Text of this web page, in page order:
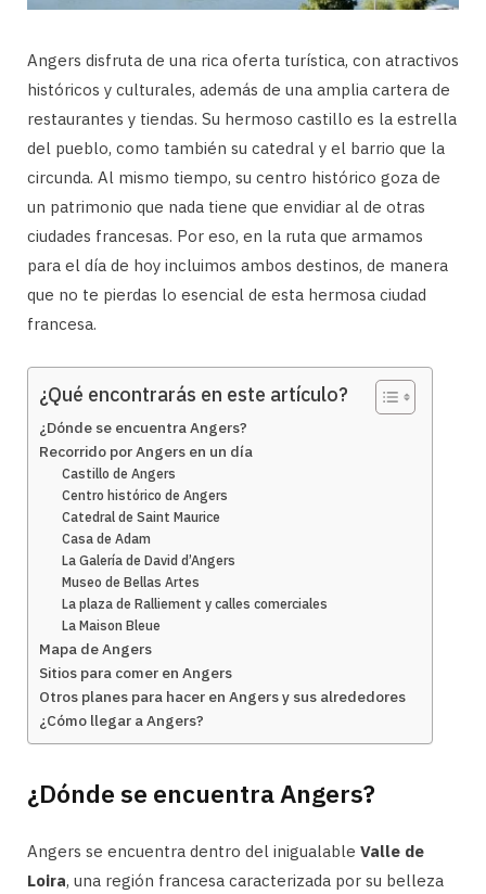
Angers disfruta de una rica oferta turística, con atractivos
históricos y culturales, además de una amplia cartera de
restaurantes y tiendas. Su hermoso castillo es la estrella
del pueblo, como también su catedral y el barrio que la
circunda. Al mismo tiempo, su centro histórico goza de
un patrimonio que nada tiene que envidiar al de otras
ciudades francesas. Por eso, en la ruta que armamos
para el día de hoy incluimos ambos destinos, de manera
que no te pierdas lo esencial de esta hermosa ciudad
francesa.
¿Qué encontrarás en este artículo?
¿Dónde se encuentra Angers?
Recorrido por Angers en un día
Castillo de Angers
Centro histórico de Angers
Catedral de Saint Maurice
Casa de Adam
La Galería de David d’Angers
Museo de Bellas Artes
La plaza de Ralliement y calles comerciales
La Maison Bleue
Mapa de Angers
Sitios para comer en Angers
Otros planes para hacer en Angers y sus alrededores
¿Cómo llegar a Angers?
¿Dónde se encuentra Angers?
Angers se encuentra dentro del inigualable Valle de
Loira, una región francesa caracterizada por su belleza